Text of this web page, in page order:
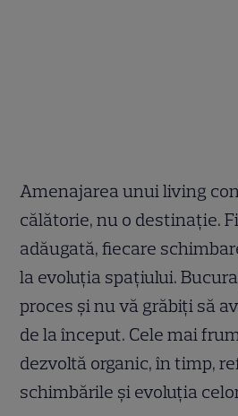
Amenajarea unui living
călătorie, nu o destinație.
adăugată, fiecare
la evoluția spațiului.
proces și nu vă grăbiți să
de la început. Cele mai
dezvoltă organic, în timp,
schimbările și evoluția